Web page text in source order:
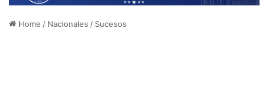
Home / Nacionales / Sucesos